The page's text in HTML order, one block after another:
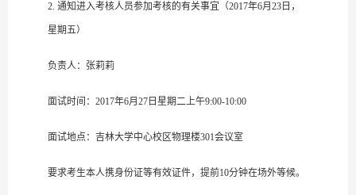
2. 通知进入考核人员参加考核的有关事宜（2017年6月23日，
星期五）
负责人：张莉莉
面试时间：2017年6月27日星期二上午9:00-10:00
面试地点：吉林大学中心校区物理楼301会议室
要求考生本人携身份证等有效证件，提前10分钟在场外等候。